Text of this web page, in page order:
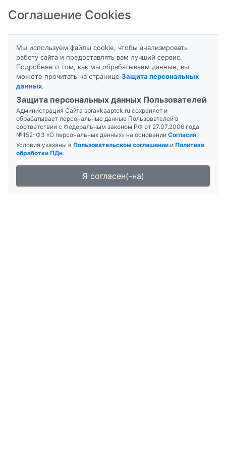
8-800-201-50-81 |8 (4712) 58-80-80
Соглашение Cookies
Мы используем файлы cookie, чтобы анализировать
работу сайта и предоставлять вам лучший сервис.
Подробнее о том, как мы обрабатываем данные, вы
можете прочитать на странице Защита персональных
данных.
Защита персональных данных Пользователей
Администрация Сайта spravkaaptek.ru сохраняет и
обрабатывает персональные данные Пользователей в
соответствии с Федеральным законом РФ от 27.07.2006 года
№152-ФЗ «О персональных данных» на основании Согласия.
Условия указаны в Пользовательском соглашении и Политике
обработки ПДн.
Я согласен(-на)
Главная
Поиск лекарств
Аптека "Родник здоровья"